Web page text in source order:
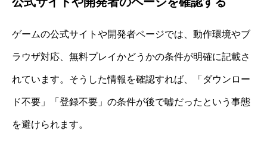
ゲームの公式サイトや開発者ページでは、動作環境やブ
ラウザ対応、無料プレイかどうかの条件が明確に記載さ
れています。そうした情報を確認すれば、「ダウンロー
ド不要」「登録不要」の条件が後で嘘だったという事態
を避けられます。